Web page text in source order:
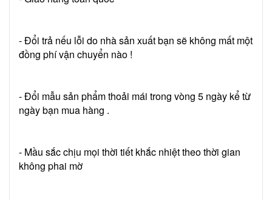
- Đổi trả nếu lỗi do nhà sản xuất bạn sẽ không mất một
đồng phí vận chuyển nào !
- Đổi mẫu sản phẩm thoải mái trong vòng 5 ngày kể từ
ngày bạn mua hàng .
- Mầu sắc chịu mọi thời tiết khắc nhiệt theo thời gian
không phai mờ